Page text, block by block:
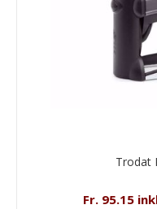
Trodat
Fr. 95.15